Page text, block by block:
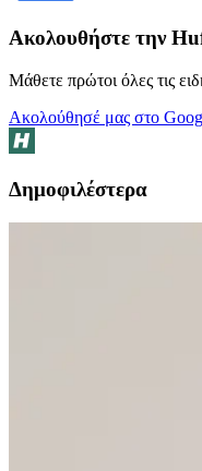
Ακολουθήστε την
Μάθετε πρώτοι όλες τις
Ακολούθησέ μας στο
Δημοφιλέστερα